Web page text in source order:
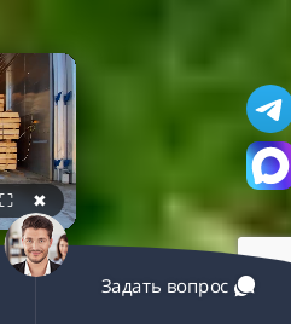
⛶ ✖
Задать вопрос